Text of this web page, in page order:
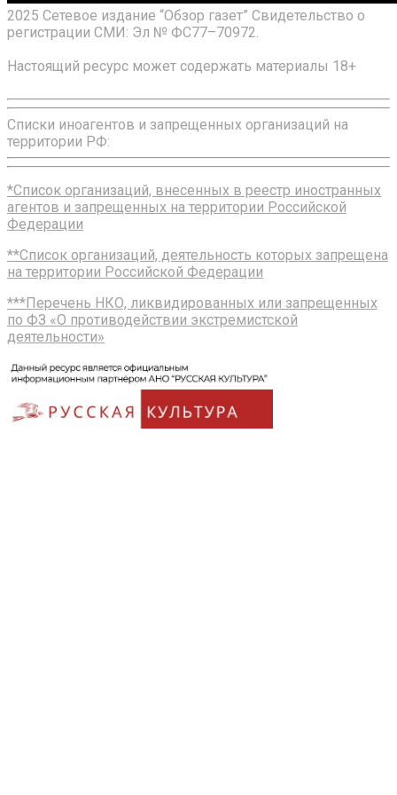
2025 Сетевое издание “Обзор газет” Свидетельство о
регистрации СМИ: Эл № ФС77–70972.
Настоящий ресурс может содержать материалы 18+
Списки иноагентов и запрещенных организаций на
территории РФ:
*Список организаций, внесенных в реестр иностранных
агентов и запрещенных на территории Российской
Федерации
**Список организаций, деятельность которых запрещена
на территории Российской Федерации
***Перечень НКО, ликвидированных или запрещенных
по ФЗ «О противодействии экстремистской
деятельности»